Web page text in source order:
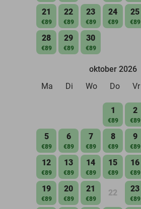
21
€89
22
€89
23
€89
24
€89
25
€89
28
€89
29
€89
30
€89
oktober 2026
Ma
Di Wo Do Vr
1
€89
2
€89
5
€89
6
€89
7
€89
8
€89
9
€89
12
€89
13
€89
14
€89
15
€89
16
€89
19
€89
20
€89
21
€89
22 23
€89